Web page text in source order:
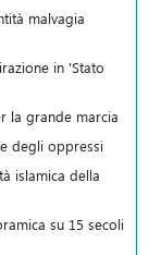
malvagia
in 'Stato
la grande marcia
degli oppressi
islamica della
su 15 secoli